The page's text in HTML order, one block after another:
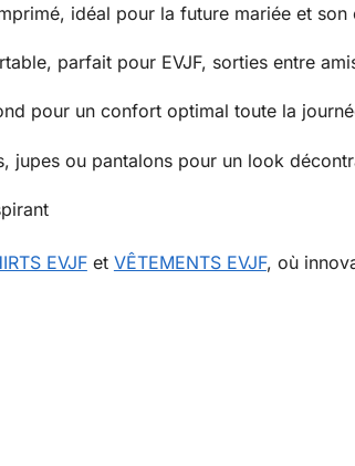
idéal pour la future mariée et son
parfait pour EVJF, sorties entre
pour un confort optimal toute la
jupes ou pantalons pour un look
EVJFet VÊTEMENTS EVJF, où